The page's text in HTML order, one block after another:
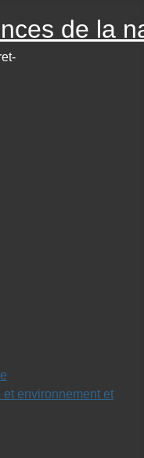
de la
environnement et